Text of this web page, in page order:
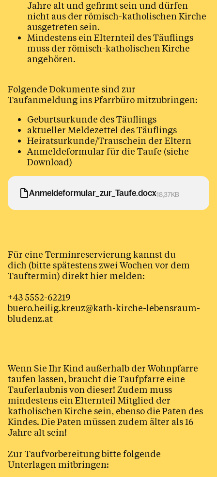
Kontakt
Jahre alt und gefirmt sein und dürfen
nicht aus der römisch-katholischen Kirche
ausgetreten sein.
Mindestens ein Elternteil des Täuflings
muss der römisch-katholischen Kirche
angehören.
Folgende Dokumente sind zur
Taufanmeldung ins Pfarrbüro mitzubringen:
Geburtsurkunde des Täuflings
aktueller Meldezettel des Täuflings
Heiratsurkunde/Trauschein der Eltern
Anmeldeformular für die Taufe (siehe
Download)
Anmeldeformular_zur_Taufe.docx18,37KB
Für eine Terminreservierung kannst du
dich (bitte spätestens zwei Wochen vor dem
Tauftermin) direkt hier melden:
+43 5552-62219
buero.heilig.kreuz@kath-kirche-lebensraum-
bludenz.at
Wenn Sie Ihr Kind außerhalb der Wohnpfarre
taufen lassen, braucht die Taufpfarre eine
Tauferlaubnis von dieser! Zudem muss
mindestens ein Elternteil Mitglied der
katholischen Kirche sein, ebenso die Paten des
Kindes. Die Paten müssen zudem älter als 16
Jahre alt sein!
Zur Taufvorbereitung bitte folgende
Unterlagen mitbringen: